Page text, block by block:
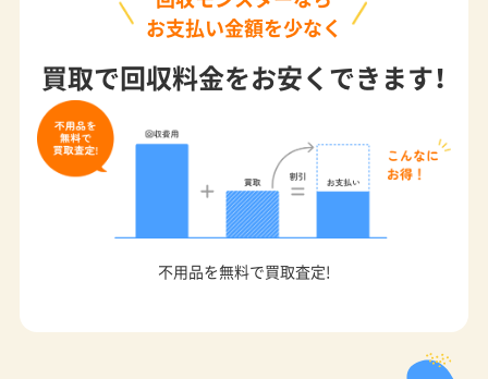
お支払い金額を少なく
買取で回収料金をお安くできます！
不用品を無料で買取査定!